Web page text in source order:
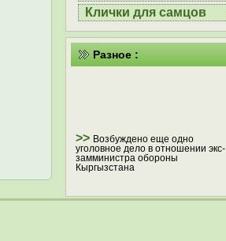
Клички для самцов
Разное :
>> Возбуждено еще одно
уголовное дело в отношении экс-
замминистра обороны
Кыргызстана